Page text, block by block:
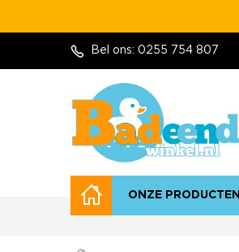
Bel ons: 0255 754 807
ONZE PRODUCTEN